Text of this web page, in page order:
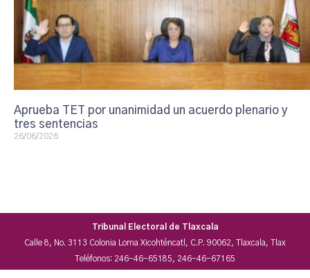
Aprueba TET por unanimidad un acuerdo plenario y
tres sentencias
26/06/2026
Tribunal Electoral de Tlaxcala
Calle 8, No. 3113 Colonia Loma Xicohténcatl, C.P. 90062, Tlaxcala, Tlax
Teléfonos: 246-46-65185, 246-46-67165